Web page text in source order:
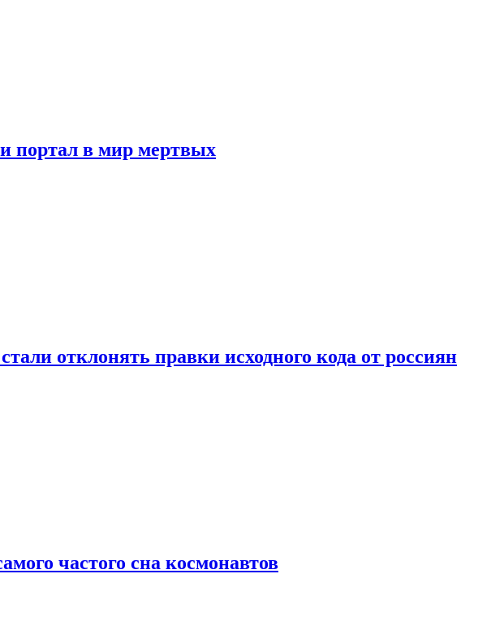
портал в мир мертвых
отклонять правки исходного кода от россиян
частого сна космонавтов